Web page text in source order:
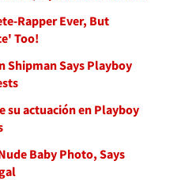
Rapper Ever, But
Too!
Shipman Says Playboy
su actuación en Playboy
Baby Photo, Says